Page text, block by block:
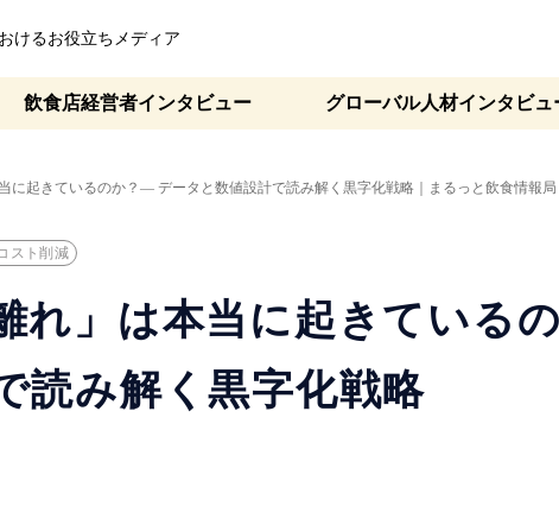
けるお役立ちメディア
飲食店経営者インタビュー グローバル人材インタビュ
に起きているのか？― データと数値設計で読み解く黒字化戦略｜まるっと飲食情報局
スト削減
れ」は本当に起きている
読み解く黒字化戦略